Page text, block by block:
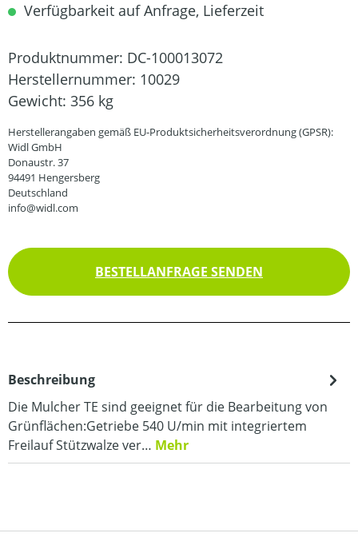
Verfügbarkeit auf Anfrage, Lieferzeit
Produktnummer: DC-100013072
Herstellernummer: 10029
Gewicht: 356 kg
Herstellerangaben gemäß EU-Produktsicherheitsverordnung (GPSR):
Widl GmbH
Donaustr. 37
94491 Hengersberg
Deutschland
info@widl.com
BESTELLANFRAGE SENDEN
Beschreibung
Die Mulcher TE sind geeignet für die Bearbeitung von
Grünflächen:Getriebe 540 U/min mit integriertem
Freilauf Stützwalze ver… Mehr